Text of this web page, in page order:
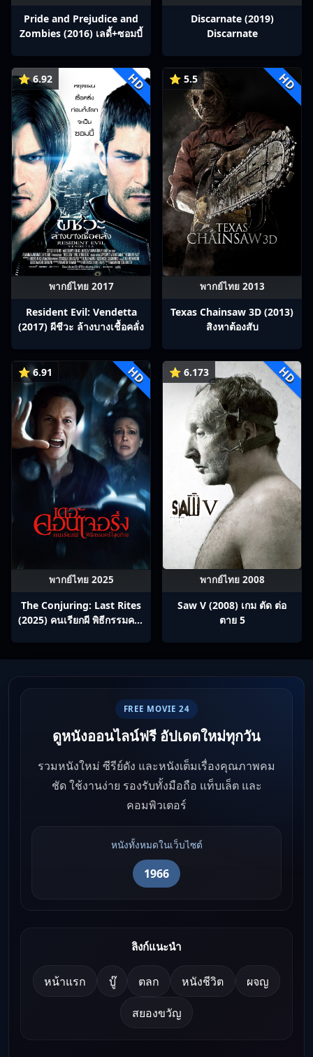
Pride and Prejudice and
Zombies (2016) เลดี้+ซอมบี้
Discarnate (2019)
Discarnate
⭐ 6.92 HD
พากย์ไทย 2017
Resident Evil: Vendetta
(2017) ผีชีวะ ล้างบางเชื้อคลั่ง
⭐ 5.5 HD
พากย์ไทย 2013
Texas Chainsaw 3D (2013)
สิงหาต้องสับ
⭐ 6.91 HD
พากย์ไทย 2025
The Conjuring: Last Rites
(2025) คนเรียกผี พิธีกรรมครั้ง
⭐ 6.173 HD
พากย์ไทย 2008
Saw V (2008) เกม ตัด ต่อ
ตาย 5
FREE MOVIE 24
ดูหนังออนไลน์ฟรี อัปเดตใหม่ทุกวัน
รวมหนังใหม่ ซีรีย์ดัง และหนังเต็มเรื่องคุณภาพคม
ชัด ใช้งานง่าย รองรับทั้งมือถือ แท็บเล็ต และ
คอมพิวเตอร์
หนังทั้งหมดในเว็บไซต์
1966
ลิงก์แนะนำ
หน้าแรก บู๊ ตลก หนังชีวิต ผจญ
สยองขวัญ